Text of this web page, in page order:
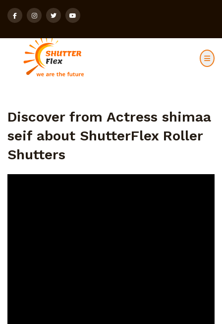
Discover from Actress shimaa
seif about ShutterFlex Roller
Shutters